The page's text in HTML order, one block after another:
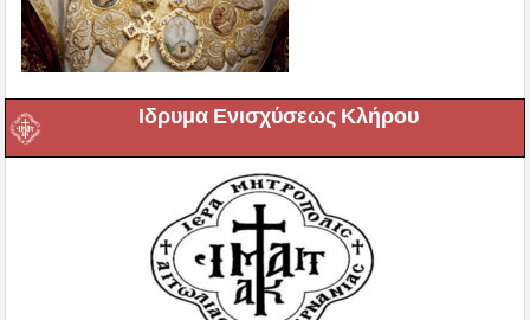
Ιδρυμα Ενισχύσεως Κλήρου